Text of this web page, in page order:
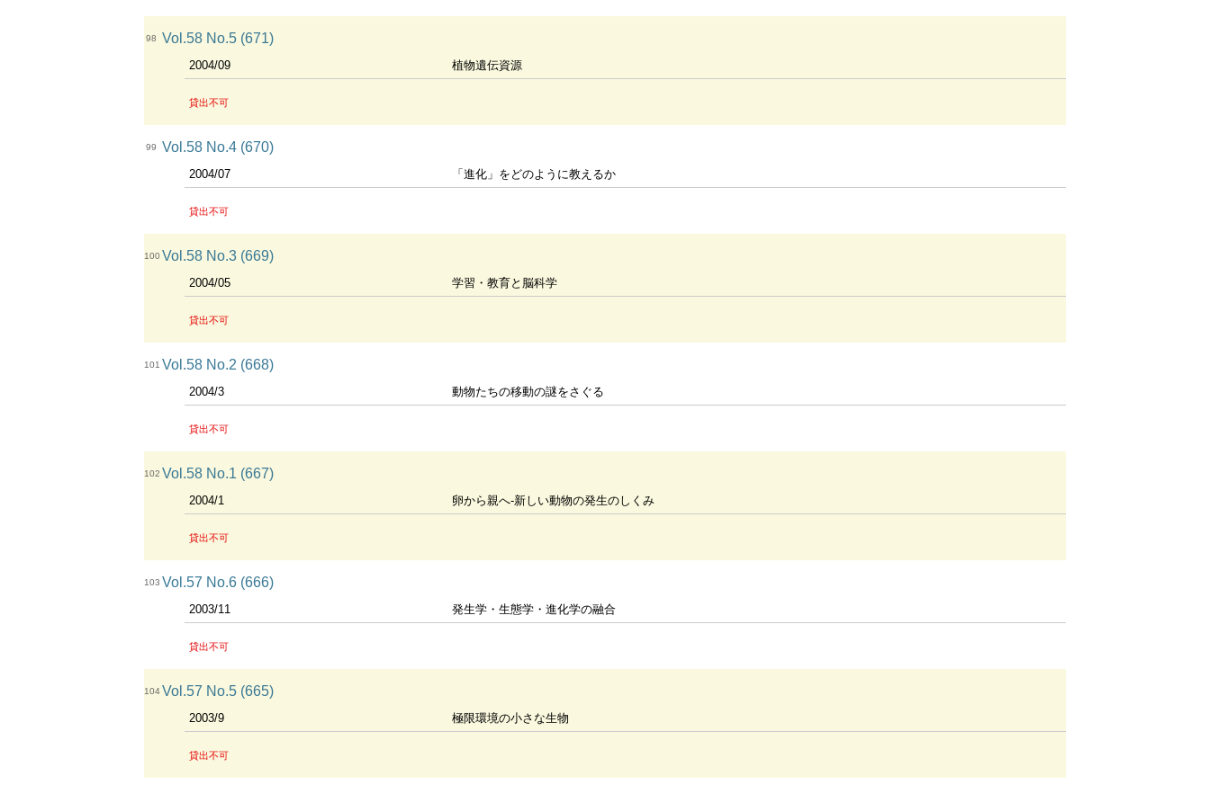
98 Vol.58 No.5 (671)
2004/09 植物遺伝資源
貸出不可
99 Vol.58 No.4 (670)
2004/07 「進化」をどのように教えるか
貸出不可
100 Vol.58 No.3 (669)
2004/05 学習・教育と脳科学
貸出不可
101 Vol.58 No.2 (668)
2004/3 動物たちの移動の謎をさぐる
貸出不可
102 Vol.58 No.1 (667)
2004/1 卵から親へ-新しい動物の発生のしくみ
貸出不可
103 Vol.57 No.6 (666)
2003/11 発生学・生態学・進化学の融合
貸出不可
104Vol.57 No.5 (665)
2003/9 極限環境の小さな生物
貸出不可